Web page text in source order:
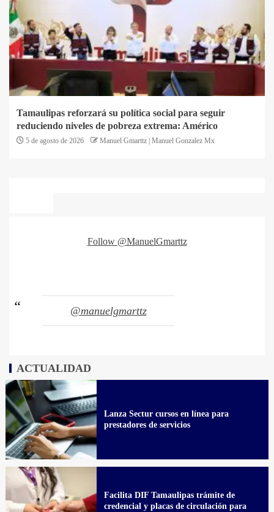
Tamaulipas reforzará su política social para seguir
reduciendo niveles de pobreza extrema: Américo
5 de agosto de 2026 Manuel Gmarttz | Manuel Gonzalez Mx
Follow @ManuelGmarttz
@manuelgmarttz
ACTUALIDAD
Lanza Sectur cursos en línea para
prestadores de servicios
Facilita DIF Tamaulipas trámite de
credencial y placas de circulación para